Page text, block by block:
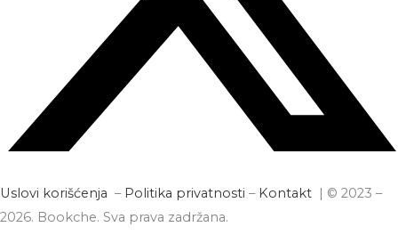
Uslovi korišćenja – Politika privatnosti – Kontakt | © 2023 –
2026. Bookche. Sva prava zadržana.